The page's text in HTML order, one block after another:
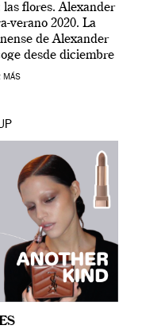
flores. Alexander
verano 2020. La
de Alexander
desde diciembre
abril […]
MÁS